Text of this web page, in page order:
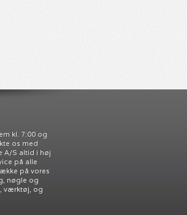
kl. 7:00 og
os med
A/S altid i høj
på alle
på vores
nøgle og
værktøj, og